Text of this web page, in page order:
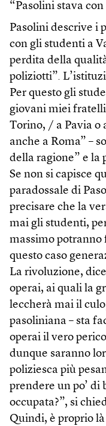
“Pasolini stava
Pasolini descrive i
con gli studenti a
perdita della
poliziotti”.
Per questo gli
giovani miei
Torino, / a Pavia o
anche a Roma” –
della ragione” e la
Se non si capisce
paradossale di
precisare che la
mai gli studenti,
massimo potranno
questo caso
La rivoluzione,
operai, ai quali la
leccherà mai il
pasoliniana – sta
operai il vero
dunque saranno
poliziesca più
prendere un po’ di
occupata?”, si
Quindi, è proprio